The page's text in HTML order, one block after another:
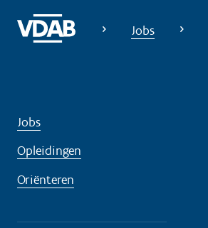
Jobs
Jobs
Opleidingen
Oriënteren